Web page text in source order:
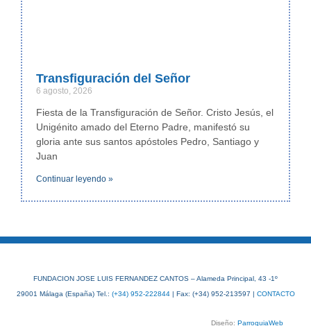
Transfiguración del Señor
6 agosto, 2026
Fiesta de la Transfiguración de Señor. Cristo Jesús, el
Unigénito amado del Eterno Padre, manifestó su
gloria ante sus santos apóstoles Pedro, Santiago y
Juan
Continuar leyendo »
FUNDACION JOSE LUIS FERNANDEZ CANTOS – Alameda Principal, 43 -1º
29001 Málaga (España) Tel.: (+34) 952-222844| Fax: (+34) 952-213597 | CONTACTO
Diseño: ParroquiaWeb